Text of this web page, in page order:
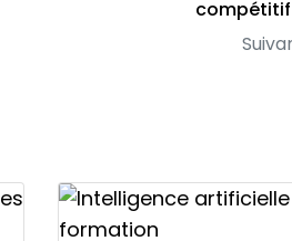
compétitif